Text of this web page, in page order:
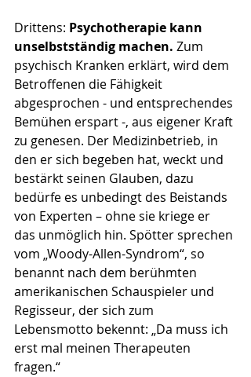
Drittens: Psychotherapie kann
unselbstständig machen. Zum
psychisch Kranken erklärt, wird dem
Betroffenen die Fähigkeit
abgesprochen - und entsprechendes
Bemühen erspart -, aus eigener Kraft
zu genesen. Der Medizinbetrieb, in
den er sich begeben hat, weckt und
bestärkt seinen Glauben, dazu
bedürfe es unbedingt des Beistands
von Experten – ohne sie kriege er
das unmöglich hin. Spötter sprechen
vom „Woody-Allen-Syndrom“, so
benannt nach dem berühmten
amerikanischen Schauspieler und
Regisseur, der sich zum
Lebensmotto bekennt: „Da muss ich
erst mal meinen Therapeuten
fragen.“